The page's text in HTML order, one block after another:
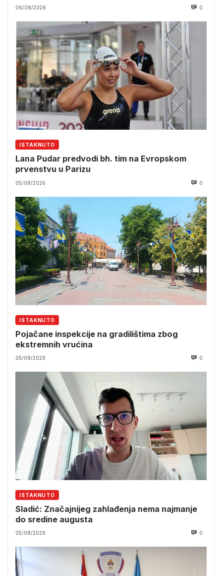
06/08/2026 0
ISTAKNUTO
Lana Pudar predvodi bh. tim na Evropskom
prvenstvu u Parizu
05/08/2026 0
ISTAKNUTO
Pojačane inspekcije na gradilištima zbog
ekstremnih vrućina
05/08/2026 0
ISTAKNUTO
Sladić: Značajnijeg zahlađenja nema najmanje
do sredine augusta
05/08/2026 0